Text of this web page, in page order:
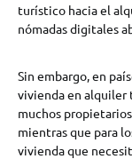
turístico hacia el
nómadas digitales
Sin embargo, en
vivienda en
muchos
mientras que para
vivienda que